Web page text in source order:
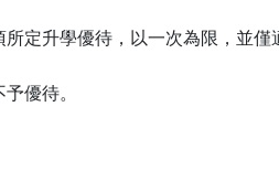
定升學優待，以一次為限，並僅
優待。